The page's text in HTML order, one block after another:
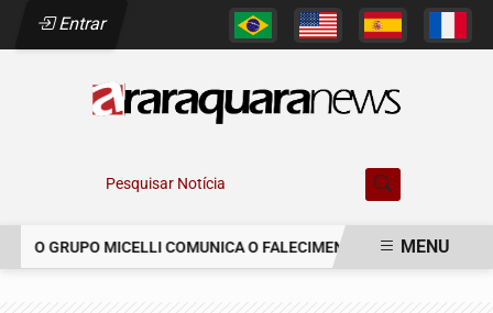
Entrar
Pesquisar Notícia
O GRUPO MICELLI COMUNICA O FALECIMENTO DO SR. MARCELO
MENU